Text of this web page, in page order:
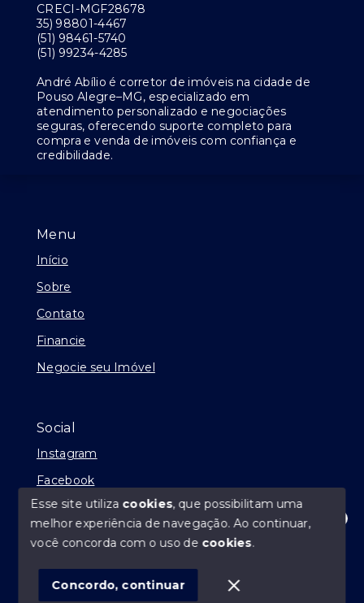
Olá! Estamos disponíveis para te ajudar.
Menu
Início
Sobre
Contato
Financie
Negocie seu Imóvel
Social
Instagram
Facebook
© Copyright 2026 - André Abílio Imóveis - Todos os
SITE PARA IMOBILIARIA
CRECI-MGF28678
35) 98801-4467
(51) 98461-5740
(51) 99234-4285
André Abílio é corretor de imóveis na cidade de
Pouso Alegre–MG, especializado em
atendimento personalizado e negociações
seguras, oferecendo suporte completo para
compra e venda de imóveis com confiança e
credibilidade.
Esse site utiliza cookies, que possibilitam uma
melhor experiência de navegação.Ao continuar,
você concorda com o uso de cookies.
Concordo, continuar